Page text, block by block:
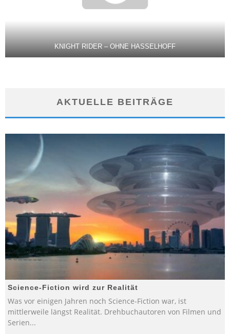
KNIGHT RIDER – OHNE HASSELHOFF
AKTUELLE BEITRÄGE
Science-Fiction wird zur Realität
Was vor einigen Jahren noch Science-Fiction war, ist
mittlerweile längst Realität. Drehbuchautoren von Filmen und
Serien...